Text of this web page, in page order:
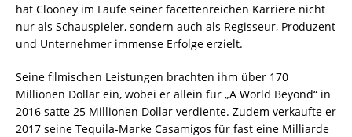
hat Clooney im Laufe seiner facettenreichen Karriere nicht
nur als Schauspieler, sondern auch als Regisseur, Produzent
und Unternehmer immense Erfolge erzielt.
Seine filmischen Leistungen brachten ihm über 170
Millionen Dollar ein, wobei er allein für „A World Beyond“ in
2016 satte 25 Millionen Dollar verdiente. Zudem verkaufte er
2017 seine Tequila-Marke Casamigos für fast eine Milliarde